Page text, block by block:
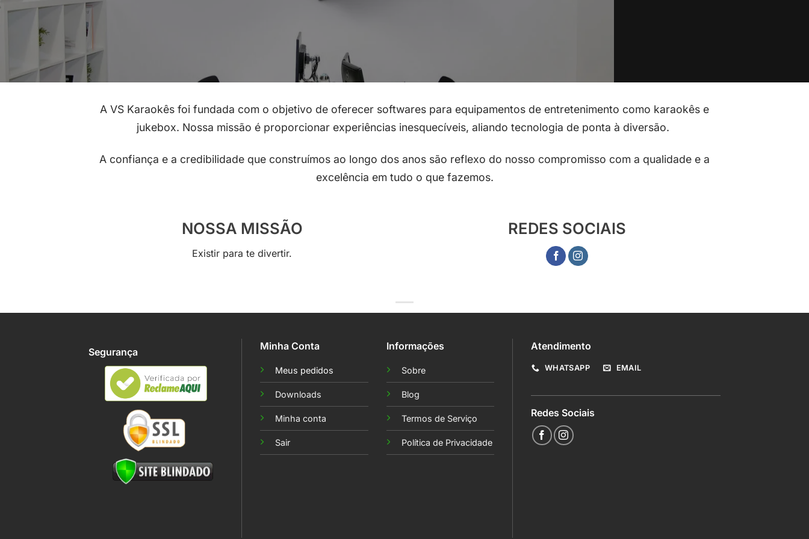
A VS Karaokês foi fundada com o objetivo de oferecer softwares para equipamentos de entretenimento como karaokês e
jukebox. Nossa missão é proporcionar experiências inesquecíveis, aliando tecnologia de ponta à diversão.
A confiança e a credibilidade que construímos ao longo dos anos são reflexo do nosso compromisso com a qualidade e a
excelência em tudo o que fazemos.
NOSSA MISSÃO
Existir para te divertir.
REDES SOCIAIS
Segurança Minha Conta
Meus pedidos
Downloads
Minha conta
Sair
Informações
Sobre
Blog
Termos de Serviço
Política de Privacidade
Atendimento
WHATSAPP EMAIL
Redes Sociais